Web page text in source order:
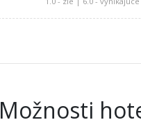
Možnosti